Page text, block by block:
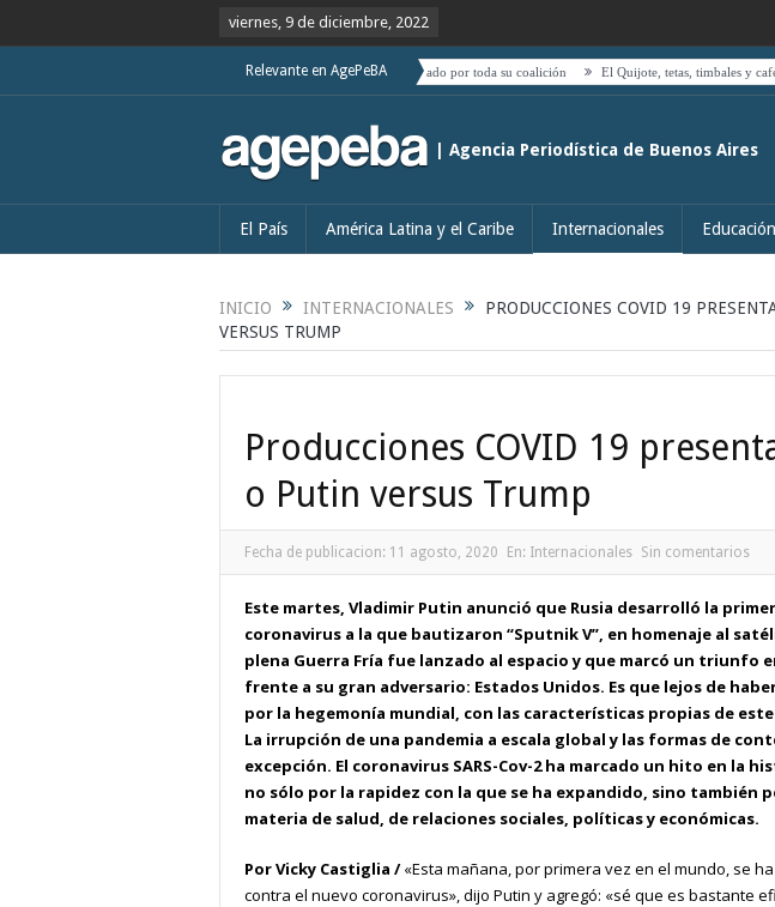
viernes, 9 de diciembre, 2022
Relevante en AgePeBA
que ver si el deslizamiento de Boric hacia el centro es acompañado por toda su coalición El Quijote, tetas, timbales y café
| Agencia Periodística de Buenos Aires
El País América Latina y el Caribe Internacionales Educación
INICIO INTERNACIONALES
PRODUCCIONES COVID 19
VERSUS TRUMP
Producciones COVID 19
o Putin versus Trump
Fecha de publicacion: 11 agosto, 2020 En: Internacionales Sin comentarios
Este martes, Vladimir Putin anunció que Rusia desarrolló la
coronavirus a la que bautizaron “Sputnik V”, en homenaje al
plena Guerra Fría fue lanzado al espacio y que marcó un triunfo
frente a su gran adversario: Estados Unidos. Es que lejos de
por la hegemonía mundial, con las características propias de
La irrupción de una pandemia a escala global y las formas de
excepción. El coronavirus SARS-Cov-2 ha marcado un hito en la
no sólo por la rapidez con la que se ha expandido, sino también
materia de salud, de relaciones sociales, políticas y económicas.
Por Vicky Castiglia /«Esta mañana, por primera vez en el mundo, se
contra el nuevo coronavirus», dijo Putin y agregó: «sé que es bastante